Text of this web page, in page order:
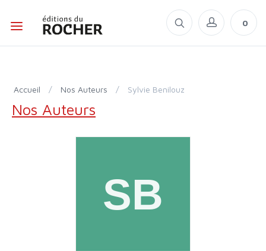
0
Accueil / Nos Auteurs / Sylvie Benilouz
Nos Auteurs